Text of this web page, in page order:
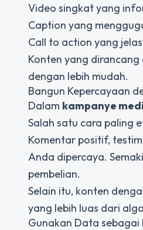
Video singkat yang
Caption yang
Call to action yang
Konten yang
dengan lebih mudah.
Bangun Kepercayaan
Dalam kampanye
Salah satu cara paling
Komentar positif,
Anda dipercaya.
pembelian.
Selain itu, konten
yang lebih luas dari
Gunakan Data sebagai